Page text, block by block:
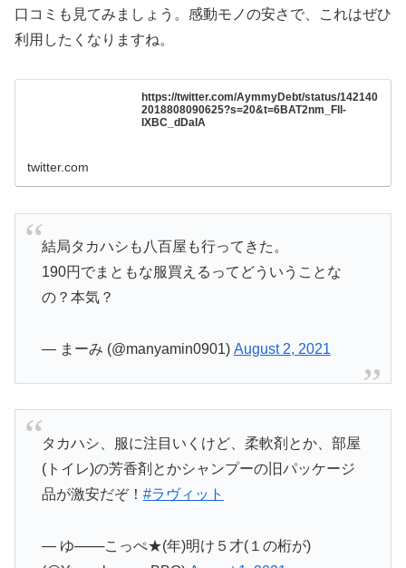
口コミも見てみましょう。感動モノの安さで、これはぜひ
利用したくなりますね。
https://twitter.com/AymmyDebt/status/142140
2018808090625?s=20&t=6BAT2nm_Fll-
IXBC_dDaIA
twitter.com
結局タカハシも八百屋も行ってきた。
190円でまともな服買えるってどういうことな
の？本気？
— まーみ (@manyamin0901) August 2, 2021
タカハシ、服に注目いくけど、柔軟剤とか、部屋
(トイレ)の芳香剤とかシャンプーの旧パッケージ
品が激安だぞ！ #ラヴィット
— ゆ───こっぺ★(年)明け５才(１の桁が)